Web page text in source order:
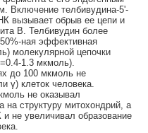
Включение телбивудина-5'-
вызывает обрыв ее цепи и
В. Телбивудин более
ная эффективная
молекулярной цепочки
1.3 мкмоль).
до 100 мкмоль не
γ) клеток человека.
не оказывал
на структуру митохондрий, а
не увеличивал образование